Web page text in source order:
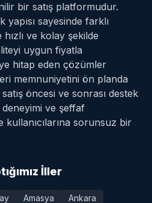
bir satış platformudur.
sayesinde farklı
ve kolay şekilde
uygun fiyatla
hitap eden çözümler
memnuniyetini ön planda
öncesi ve sonrası destek
deneyimi ve şeffaf
kullanıcılarına sorunsuz bir
İller
Amasya Ankara